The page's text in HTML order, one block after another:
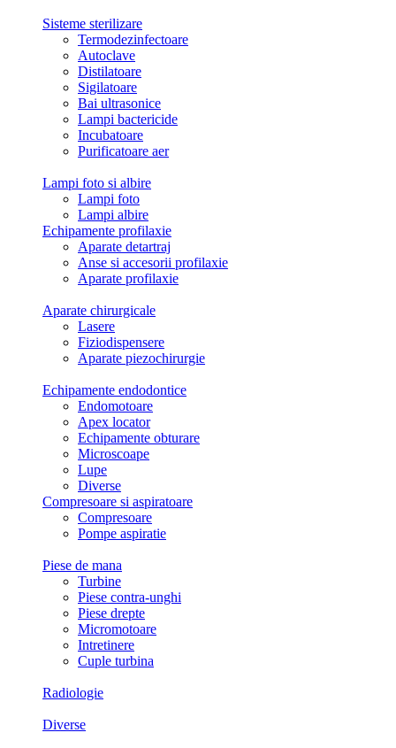
Sisteme sterilizare
Termodezinfectoare
Autoclave
Distilatoare
Sigilatoare
Bai ultrasonice
Lampi bactericide
Incubatoare
Purificatoare aer
Lampi foto si albire
Lampi foto
Lampi albire
Echipamente profilaxie
Aparate detartraj
Anse si accesorii profilaxie
Aparate profilaxie
Aparate chirurgicale
Lasere
Fiziodispensere
Aparate piezochirurgie
Echipamente endodontice
Endomotoare
Apex locator
Echipamente obturare
Microscoape
Lupe
Diverse
Compresoare si aspiratoare
Compresoare
Pompe aspiratie
Piese de mana
Turbine
Piese contra-unghi
Piese drepte
Micromotoare
Intretinere
Cuple turbina
Radiologie
Diverse